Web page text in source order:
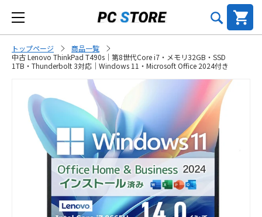
トップページ
商品一覧
中古 Lenovo ThinkPad T490s｜第8世代Core i7・メモリ32GB・SSD
1TB・Thunderbolt 3対応｜Windows 11・Microsoft Office 2024付き